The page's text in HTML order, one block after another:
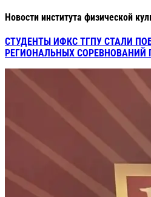
Новости института физической
СТУДЕНТЫ ИФКС ТГПУ СТАЛИ
РЕГИОНАЛЬНЫХ